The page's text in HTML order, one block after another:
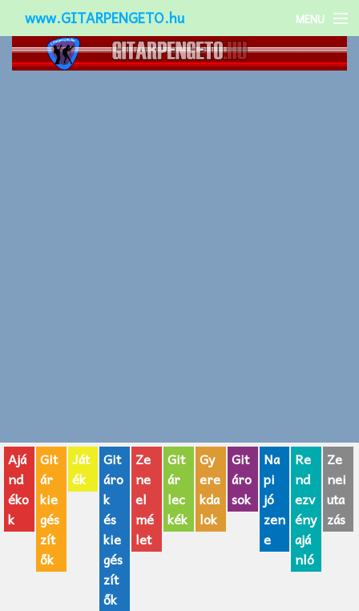
www.GITARPENGETO.hu MENU
Népszerű-
AJÁNDÉK ÖTLETEK
Vicces
GITÁR MÁRKÁK
TOP100 nóta
Ajá
nd
éko
k
Git
ár
kie
gés
zít
ők
Ját
ék
Git
áro
k
és
kie
gés
zít
ők
Ze
ne
el
mé
let
Git
ár
lec
kék
Gy
ere
kda
lok
Git
áro
sok
Na
pi
jó
zen
e
Re
nd
ezv
ény
ajá
nló
Ze
nei
uta
zás